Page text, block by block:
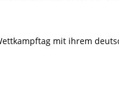
mit ihrem